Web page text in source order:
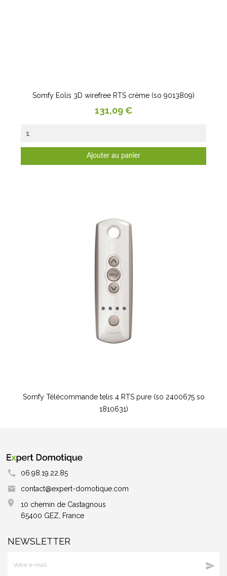
Somfy Eolis 3D wirefree RTS crème (so 9013809)
Prix
131,09 €
Ajouter au panier
Somfy Télécommande telis 4 RTS pure (so 2400675 so
1810631)
06.98.19.22.85
contact@expert-domotique.com
10 chemin de Castagnous
65400 GEZ, France
NEWSLETTER
